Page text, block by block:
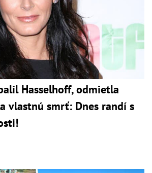
Hasselhoff, odmietla
vlastnú smrť: Dnes randí s